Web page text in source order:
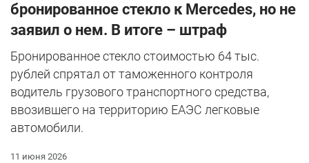
бронированное стекло к Mercedes, но не
заявил о нем. В итоге – штраф
Бронированное стекло стоимостью 64 тыс.
рублей спрятал от таможенного контроля
водитель грузового транспортного средства,
ввозившего на территорию ЕАЭС легковые
автомобили.
11 июня 2026